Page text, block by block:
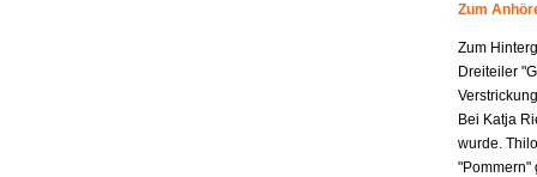
Zum
Zum
Dreiteiler
Bei Katja
wurde.
"Pommern"